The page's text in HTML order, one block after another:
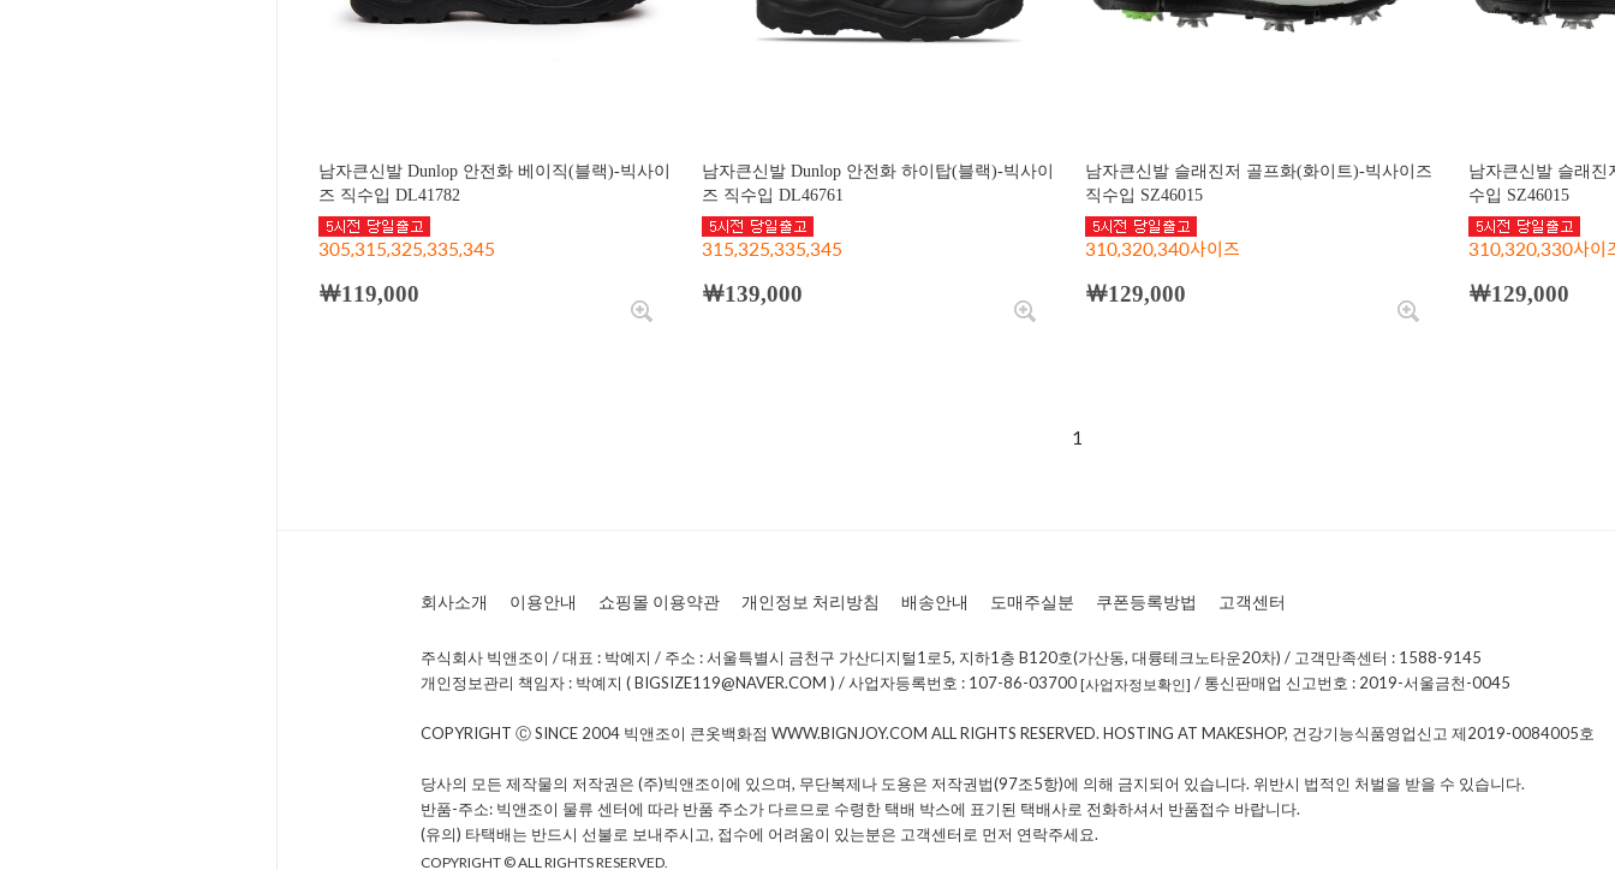
남자큰신발 Dunlop 안전화 베이직(블랙)-빅사이
즈 직수입 DL41782
305,315,325,335,345
￦119,000
남자큰신발 Dunlop 안전화 하이탑(블랙)-빅사이
즈 직수입 DL46761
315,325,335,345
￦139,000
남자큰신발 슬래진저 골프화(화이트)-빅사이즈
직수입 SZ46015
310,320,340사이즈
￦129,000
남자큰신발 슬래진
수입 SZ46015
310,320,330사이
￦129,000
1
회사소개 이용안내 쇼핑몰 이용약관 개인정보 처리방침 배송안내 도매주실분 쿠폰등록방법 고객센터
주식회사 빅앤조이 / 대표 : 박예지 / 주소 : 서울특별시 금천구 가산디지털1로5, 지하1층 B120호(가산동, 대륭테크노타운20차) / 고객만족센터 : 1588-9145
개인정보관리 책임자 : 박예지 ( BIGSIZE119@NAVER.COM ) / 사업자등록번호 : 107-86-03700 [사업자정보확인] / 통신판매업 신고번호 : 2019-서울금천-0045
COPYRIGHT Ⓒ SINCE 2004 빅앤조이 큰옷백화점 WWW.BIGNJOY.COM ALL RIGHTS RESERVED. HOSTING AT MAKESHOP, 건강기능식품영업신고 제2019-0084005호
당사의 모든 제작물의 저작권은 (주)빅앤조이에 있으며, 무단복제나 도용은 저작권법(97조5항)에 의해 금지되어 있습니다. 위반시 법적인 처벌을 받을 수 있습니다.
반품-주소: 빅앤조이 물류 센터에 따라 반품 주소가 다르므로 수령한 택배 박스에 표기된 택배사로 전화하셔서 반품접수 바랍니다.
(유의) 타택배는 반드시 선불로 보내주시고, 접수에 어려움이 있는분은 고객센터로 먼저 연락주세요.
COPYRIGHT © ALL RIGHTS RESERVED.